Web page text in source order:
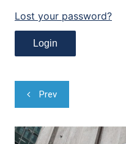
Lost your password?
Navegação
de
Post
Prev